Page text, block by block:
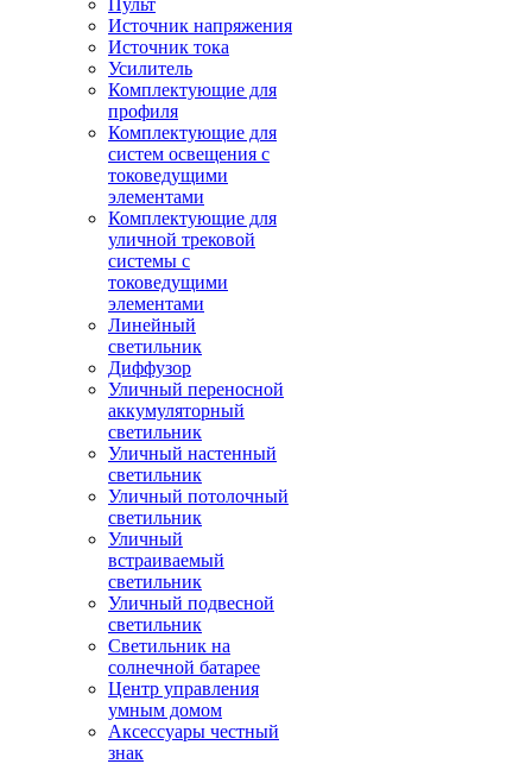
Пульт
Источник напряжения
Источник тока
Усилитель
Комплектующие для
профиля
Комплектующие для
систем освещения с
токоведущими
элементами
Комплектующие для
уличной трековой
системы с
токоведущими
элементами
Линейный
светильник
Диффузор
Уличный переносной
аккумуляторный
светильник
Уличный настенный
светильник
Уличный потолочный
светильник
Уличный
встраиваемый
светильник
Уличный подвесной
светильник
Светильник на
солнечной батарее
Центр управления
умным домом
Аксессуары честный
знак